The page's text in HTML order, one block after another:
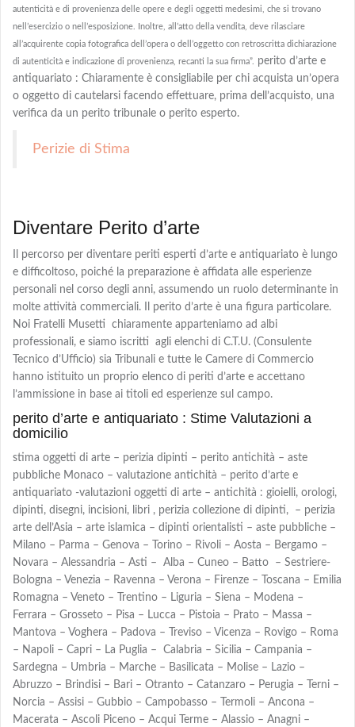
autenticità e di provenienza delle opere e degli oggetti medesimi, che si trovano
nell’esercizio o nell’esposizione. Inoltre, all’atto della vendita, deve rilasciare
all’acquirente copia fotografica dell’opera o dell’oggetto con retroscritta dichiarazione
di autenticità e indicazione di provenienza, recanti la sua firma”. perito d’arte e
antiquariato : Chiaramente è consigliabile per chi acquista un’opera
o oggetto di cautelarsi facendo effettuare, prima dell’acquisto, una
verifica da un perito tribunale o perito esperto.
Perizie di Stima
Diventare Perito d’arte
Il percorso per diventare periti esperti d’arte e antiquariato è lungo
e difficoltoso, poiché la preparazione è affidata alle esperienze
personali nel corso degli anni, assumendo un ruolo determinante in
molte attività commerciali. Il perito d’arte è una figura particolare.
Noi Fratelli Musetti chiaramente apparteniamo ad albi
professionali, e siamo iscritti agli elenchi di C.T.U. (Consulente
Tecnico d’Ufficio) sia Tribunali e tutte le Camere di Commercio
hanno istituito un proprio elenco di periti d’arte e accettano
l’ammissione in base ai titoli ed esperienze sul campo.
perito d’arte e antiquariato : Stime Valutazioni a
domicilio
stima oggetti di arte – perizia dipinti – perito antichità – aste
pubbliche Monaco – valutazione antichità – perito d’arte e
antiquariato -valutazioni oggetti di arte – antichità : gioielli, orologi,
dipinti, disegni, incisioni, libri , perizia collezione di dipinti, – perizia
arte dell’Asia – arte islamica – dipinti orientalisti – aste pubbliche –
Milano – Parma – Genova – Torino – Rivoli – Aosta – Bergamo –
Novara – Alessandria – Asti – Alba – Cuneo – Batto – Sestriere-
Bologna – Venezia – Ravenna – Verona – Firenze – Toscana – Emilia
Romagna – Veneto – Trentino – Liguria – Siena – Modena –
Ferrara – Grosseto – Pisa – Lucca – Pistoia – Prato – Massa –
Mantova – Voghera – Padova – Treviso – Vicenza – Rovigo – Roma
– Napoli – Capri – La Puglia – Calabria – Sicilia – Campania –
Sardegna – Umbria – Marche – Basilicata – Molise – Lazio –
Abruzzo – Brindisi – Bari – Otranto – Catanzaro – Perugia – Terni –
Norcia – Assisi – Gubbio – Campobasso – Termoli – Ancona –
Macerata – Ascoli Piceno – Acqui Terme – Alassio – Anagni –